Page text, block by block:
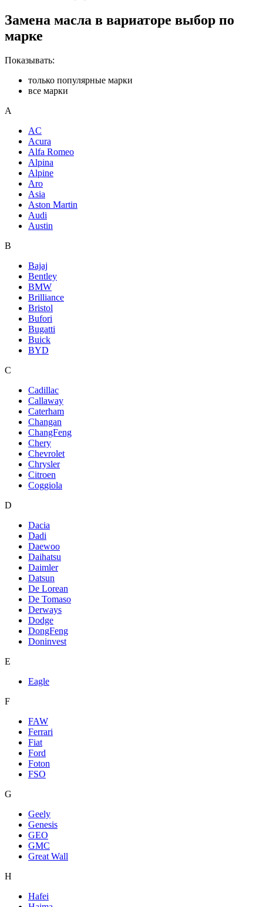
Замена масла в вариаторе выбор по
марке
Показывать:
только популярные марки
все марки
A
AC
Acura
Alfa Romeo
Alpina
Alpine
Aro
Asia
Aston Martin
Audi
Austin
B
Bajaj
Bentley
BMW
Brilliance
Bristol
Bufori
Bugatti
Buick
BYD
C
Cadillac
Callaway
Caterham
Changan
ChangFeng
Chery
Chevrolet
Chrysler
Citroen
Coggiola
D
Dacia
Dadi
Daewoo
Daihatsu
Daimler
Datsun
De Lorean
De Tomaso
Derways
Dodge
DongFeng
Doninvest
E
Eagle
F
FAW
Ferrari
Fiat
Ford
Foton
FSO
G
Geely
Genesis
GEO
GMC
Great Wall
H
Hafei